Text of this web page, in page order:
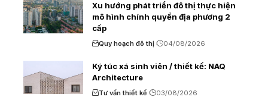
Xu hướng phát triển đô thị thực hiện
mô hình chính quyền địa phương 2
cấp
Quy hoạch đô thị 04/08/2026
Ký túc xá sinh viên / thiết kế: NAQ
Architecture
Tư vấn thiết kế 03/08/2026